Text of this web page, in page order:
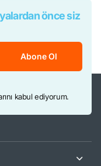
önce siz
Abone Ol
kabul ediyorum.